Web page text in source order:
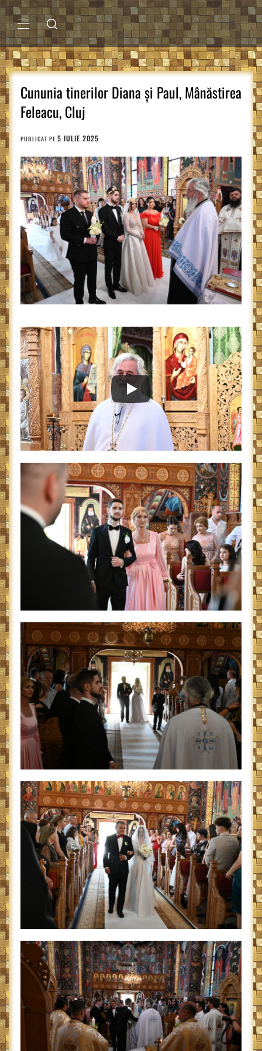
Sari
la
conținutMENIU
PRINCIPAL
Cununia tinerilor Diana și Paul, Mânăstirea
Feleacu, Cluj
PUBLICAT PE 5 IULIE 2025